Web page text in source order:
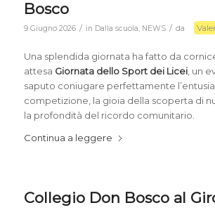
Bosco
9 Giugno 2026 / in Dalla scuola, NEWS / da
Una splendida giornata ha fatto da
attesa Giornata dello Sport dei Licei, un
saputo coniugare perfettamente
competizione, la gioia della scoperta di
la profondità del ricordo comunitario.
Continua a leggere
Collegio Don Bosco al